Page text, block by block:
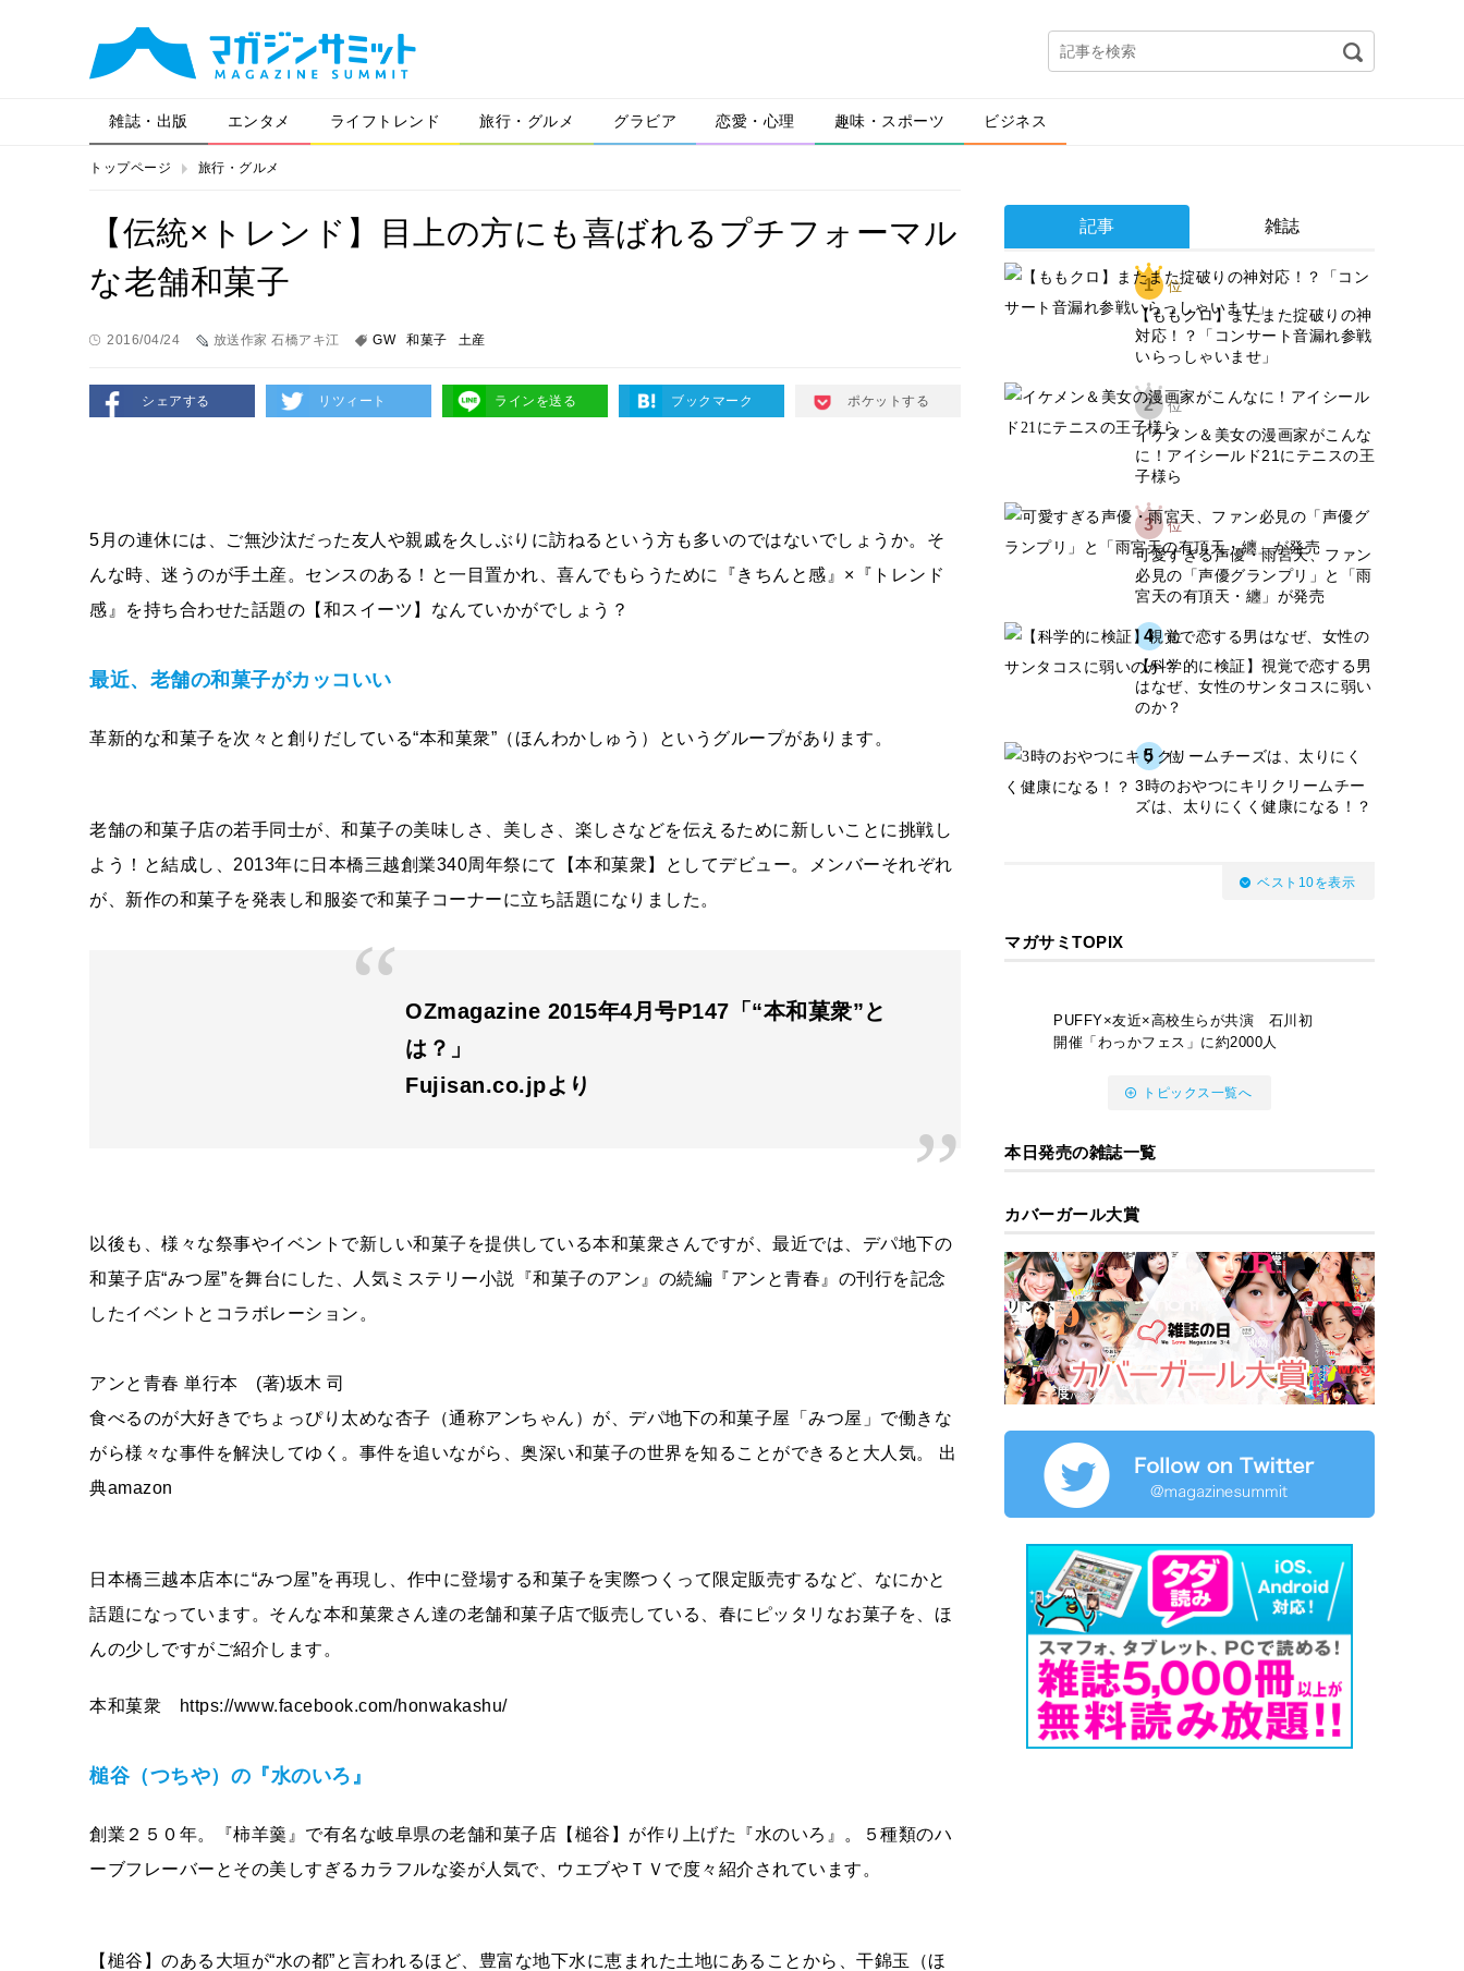
雑誌・出版 エンタメ ライフトレンド 旅行・グルメ グラビア 恋愛・心理 趣味・スポーツ ビジネス
トップページ 旅行・グルメ
【伝統×トレンド】目上の方にも喜ばれるプチフォーマル
な老舗和菓子
2016/04/24 放送作家 石橋アキ江 GW 和菓子 土産
シェアする リツィート ラインを送る ブックマーク ポケットする
5月の連休には、ご無沙汰だった友人や親戚を久しぶりに訪ねるという方も多いのではないでしょうか。そ
んな時、迷うのが手土産。センスのある！と一目置かれ、喜んでもらうために『きちんと感』×『トレンド
感』を持ち合わせた話題の【和スイーツ】なんていかがでしょう？
最近、老舗の和菓子がカッコいい
革新的な和菓子を次々と創りだしている“本和菓衆”（ほんわかしゅう）というグループがあります。
老舗の和菓子店の若手同士が、和菓子の美味しさ、美しさ、楽しさなどを伝えるために新しいことに挑戦し
よう！と結成し、2013年に日本橋三越創業340周年祭にて【本和菓衆】としてデビュー。メンバーそれぞれ
が、新作の和菓子を発表し和服姿で和菓子コーナーに立ち話題になりました。
OZmagazine 2015年4月号P147「“本和菓衆”と
は？」
Fujisan.co.jpより
以後も、様々な祭事やイベントで新しい和菓子を提供している本和菓衆さんですが、最近では、デパ地下の
和菓子店“みつ屋”を舞台にした、人気ミステリー小説『和菓子のアン』の続編『アンと青春』の刊行を記念
したイベントとコラボレーション。
アンと青春 単行本 (著)坂木 司
食べるのが大好きでちょっぴり太めな杏子（通称アンちゃん）が、デパ地下の和菓子屋「みつ屋」で働きな
がら様々な事件を解決してゆく。事件を追いながら、奥深い和菓子の世界を知ることができると大人気。 出
典amazon
日本橋三越本店本に“みつ屋”を再現し、作中に登場する和菓子を実際つくって限定販売するなど、なにかと
話題になっています。そんな本和菓衆さん達の老舗和菓子店で販売している、春にピッタリなお菓子を、ほ
んの少しですがご紹介します。
本和菓衆 https://www.facebook.com/honwakashu/
槌谷（つちや）の『水のいろ』
創業２５０年。『柿羊羹』で有名な岐阜県の老舗和菓子店【槌谷】が作り上げた『水のいろ』。５種類のハ
ーブフレーバーとその美しすぎるカラフルな姿が人気で、ウエブやＴＶで度々紹介されています。
【槌谷】のある大垣が“水の都”と言われるほど、豊富な地下水に恵まれた土地にあることから、干錦玉（ほ
記事 雑誌
1 位
【ももクロ】またまた掟破りの神
対応！？「コンサート音漏れ参戦
いらっしゃいませ」
2 位
イケメン＆美女の漫画家がこんな
に！アイシールド21にテニスの王
子様ら
3 位
可愛すぎる声優・雨宮天、ファン
必見の「声優グランプリ」と「雨
宮天の有頂天・纏」が発売
4 位
【科学的に検証】視覚で恋する男
はなぜ、女性のサンタコスに弱い
のか？
5 位
3時のおやつにキリクリームチー
ズは、太りにくく健康になる！？
ベスト10を表示
マガサミTOPIX
PUFFY×友近×高校生らが共演 石川初
開催「わっかフェス」に約2000人
トピックス一覧へ
本日発売の雑誌一覧
カバーガール大賞